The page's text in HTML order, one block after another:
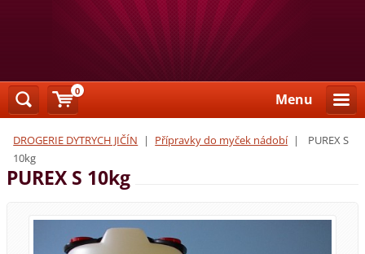
Menu
DROGERIE DYTRYCH JIČÍN | Přípravky do myček nádobí |
PUREX S
10kg
PUREX S 10kg
0